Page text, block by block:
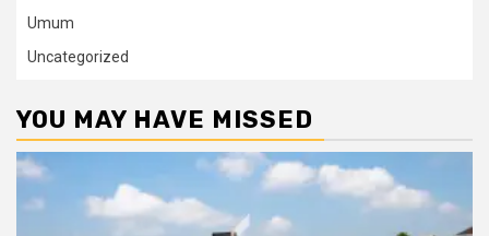
Umum
Uncategorized
YOU MAY HAVE MISSED